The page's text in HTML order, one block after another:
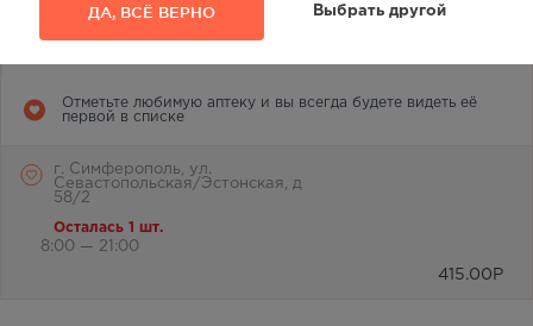
ДА, ВСЁ ВЕРНО Выбрать другой
Отметьте любимую аптеку и вы всегда будете видеть её
первой в списке
г. Симферополь, ул.
Севастопольская/Эстонская, д
58/2
Осталась 1 шт.
8:00 — 21:00
415.00 Р